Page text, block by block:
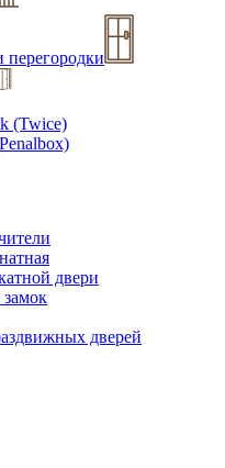
(Twice)
двери
дверей